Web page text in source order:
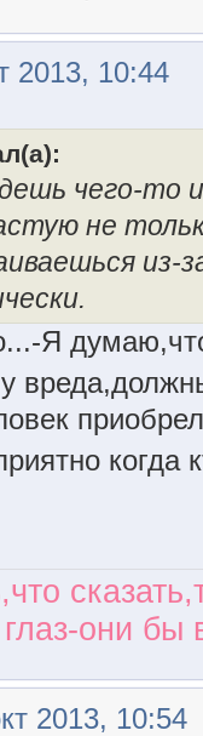
2013, 10:44
чего-то
не
из-
Я
они бы
2013, 10:54